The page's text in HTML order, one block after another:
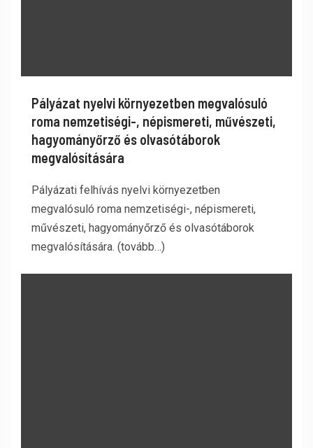
Pályázat nyelvi környezetben megvalósuló
roma nemzetiségi-, népismereti, művészeti,
hagyományőrző és olvasótáborok
megvalósítására
Pályázati felhívás nyelvi környezetben
megvalósuló roma nemzetiségi-, népismereti,
művészeti, hagyományőrző és olvasótáborok
megvalósítására. (tovább…)